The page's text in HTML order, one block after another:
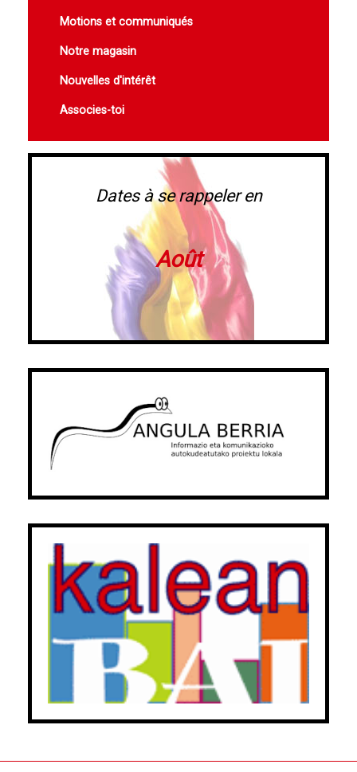
Motions et communiqués
Notre magasin
Nouvelles d'intérêt
Associes-toi
Dates à se rappeler en
Août